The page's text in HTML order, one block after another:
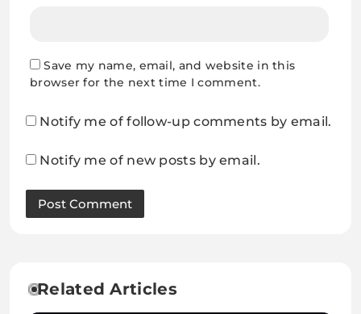
Save my name, email, and website in this
browser for the next time I comment.
Notify me of follow-up comments by email.
Notify me of new posts by email.
Related Articles